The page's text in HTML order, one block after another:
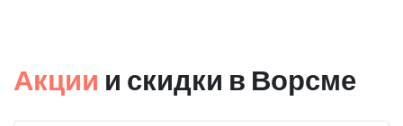
Акции и скидки в Ворсме